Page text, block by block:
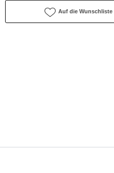
Auf die Wunschliste